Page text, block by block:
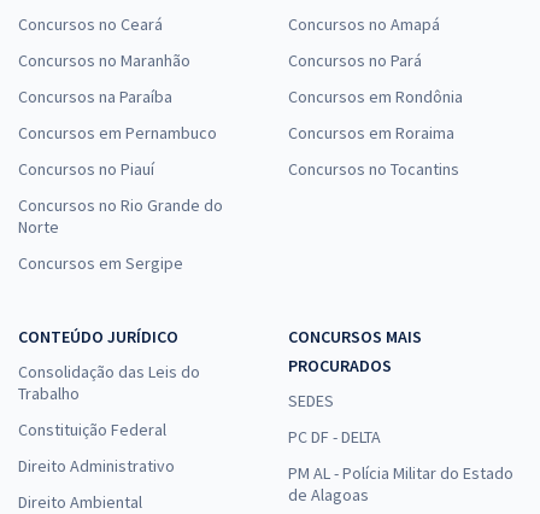
Concursos no Ceará
Concursos no Maranhão
Concursos na Paraíba
Concursos em Pernambuco
Concursos no Piauí
Concursos no Rio Grande do
Norte
Concursos em Sergipe
Concursos no Amapá
Concursos no Pará
Concursos em Rondônia
Concursos em Roraima
Concursos no Tocantins
CONTEÚDO JURÍDICO
Consolidação das Leis do
Trabalho
Constituição Federal
Direito Administrativo
Direito Ambiental
CONCURSOS MAIS
PROCURADOS
SEDES
PC DF - DELTA
PM AL - Polícia Militar do Estado
de Alagoas